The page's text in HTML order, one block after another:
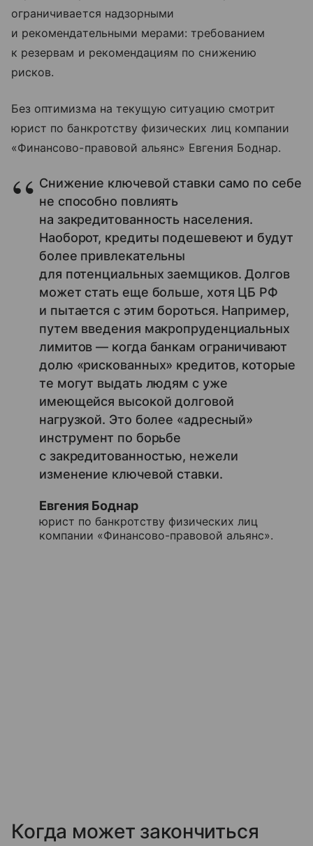
ограничивается надзорными
и рекомендательными мерами: требованием
к резервам и рекомендациям по снижению
рисков.
Без оптимизма на текущую ситуацию смотрит
юрист по банкротству физических лиц компании
«Финансово-правовой альянс» Евгения Боднар.
Снижение ключевой ставки само по себе
не способно повлиять
на закредитованность населения.
Наоборот, кредиты подешевеют и будут
более привлекательны
для потенциальных заемщиков. Долгов
может стать еще больше, хотя ЦБ РФ
и пытается с этим бороться. Например,
путем введения макропруденциальных
лимитов — когда банкам ограничивают
долю «рискованных» кредитов, которые
те могут выдать людям с уже
имеющейся высокой долговой
нагрузкой. Это более «адресный»
инструмент по борьбе
с закредитованностью, нежели
изменение ключевой ставки.
Евгения Боднар
юрист по банкротству физических лиц
компании «Финансово-правовой альянс».
Когда может закончиться